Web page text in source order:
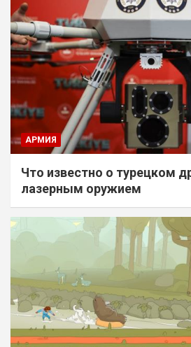
АРМИЯ
Что известно о турецком
лазерным оружием